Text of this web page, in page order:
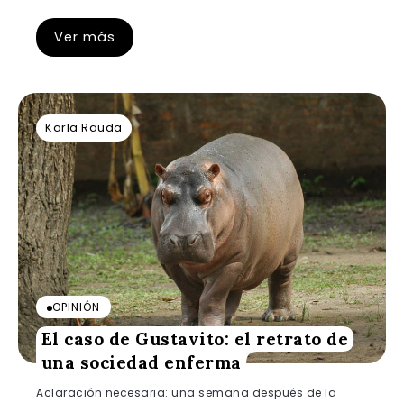
Ver más
Karla Rauda
OPINIÓN
El caso de Gustavito: el retrato de
una sociedad enferma
Aclaración necesaria: una semana después de la